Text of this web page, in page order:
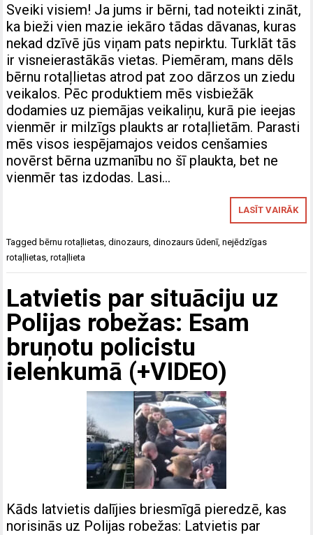
Sveiki visiem! Ja jums ir bērni, tad noteikti zināt,
ka bieži vien mazie iekāro tādas dāvanas, kuras
nekad dzīvē jūs viņam pats nepirktu. Turklāt tās
ir visneierastākās vietas. Piemēram, mans dēls
bērnu rotaļlietas atrod pat zoo dārzos un ziedu
veikalos. Pēc produktiem mēs visbiežāk
dodamies uz piemājas veikaliņu, kurā pie ieejas
vienmēr ir milzīgs plaukts ar rotaļlietām. Parasti
mēs visos iespējamajos veidos cenšamies
novērst bērna uzmanību no šī plaukta, bet ne
vienmēr tas izdodas. Lasi…
LASĪT VAIRĀK
Taggedbērnu rotaļlietas ,dinozaurs ,dinozaurs ūdenī,nejēdzīgas
rotaļlietas ,rotaļlieta
Latvietis par situāciju uz
Polijas robežas: Esam
bruņotu policistu
ielenkumā (+VIDEO)
Kāds latvietis dalījies briesmīgā pieredzē, kas
norisinās uz Polijas robežas: Latvietis par